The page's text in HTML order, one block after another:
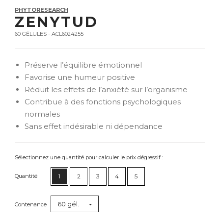
PHYTORESEARCH
ZENYTUD
60 GÉLULES - ACL6024255
Préserve l’équilibre émotionnel
Favorise une humeur positive
Réduit les effets de l’anxiété sur l’organisme
Contribue à des fonctions psychologiques
normales
Sans effet indésirable ni dépendance
Sélectionnez une quantité pour calculer le prix dégressif :
Quantité 1 2 3 4 5
Contenance 60 gél.